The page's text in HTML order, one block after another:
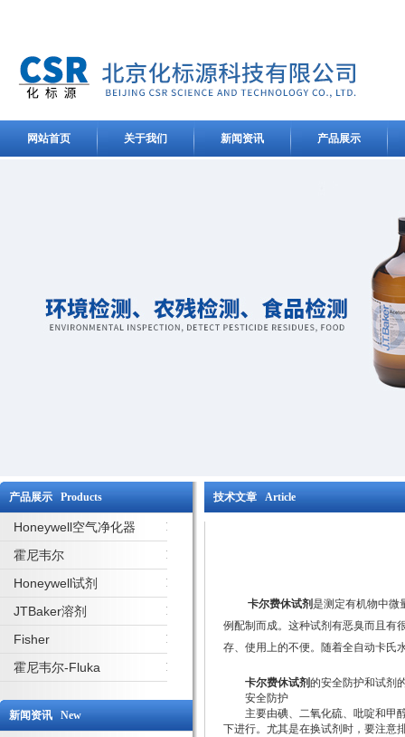
网站首页 关于我们 新闻资讯 产品展示
产品展示 Products
Honeywell空气净化器
霍尼韦尔
Honeywell试剂
JTBaker溶剂
Fisher
霍尼韦尔-Fluka
新闻资讯 New
技术文章 Article
卡尔费休试剂是测定有机物中微
例配制而成。这种试剂有恶臭而且有
存、使用上的不便。随着全自动卡氏
卡尔费休试剂的安全防护和试剂
安全防护
主要由碘、二氧化硫、吡啶和甲醇
下进行。尤其是在换试剂时，要注意